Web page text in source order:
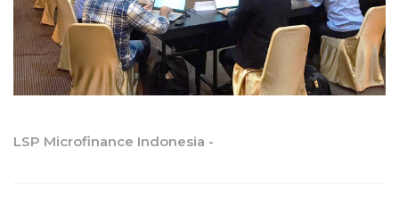
LSP Microfinance Indonesia -